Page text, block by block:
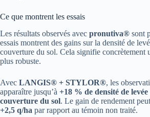
Ce que montrent les essais
Les résultats observés avec pronutiva® sont
essais montrent des gains sur la densité de
couverture du sol. Cela signifie concrètement
plus robuste.
Avec LANGIS® + STYLOR®, les
apparaître jusqu’à +18 % de densité de levée
couverture du sol. Le gain de rendement
+2,5 q/ha par rapport au témoin non traité.